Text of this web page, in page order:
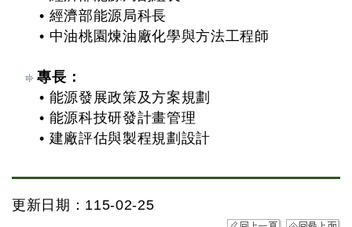
• 經濟部能源局科長
• 中油桃園煉油廠化學與方法工程師
專長：
• 能源發展政策及方案規劃
• 能源科技研發計畫管理
• 建廠評估與製程規劃設計
更新日期：115-02-25